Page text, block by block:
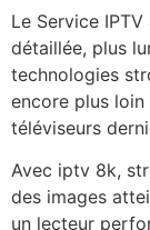
Le Service
détaillée, plus
technologies
encore plus
téléviseurs
Avec iptv 8k,
des images
un lecteur